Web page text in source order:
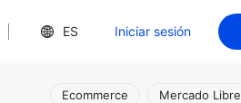
ES Iniciar sesión
Ecommerce Mercado Libre